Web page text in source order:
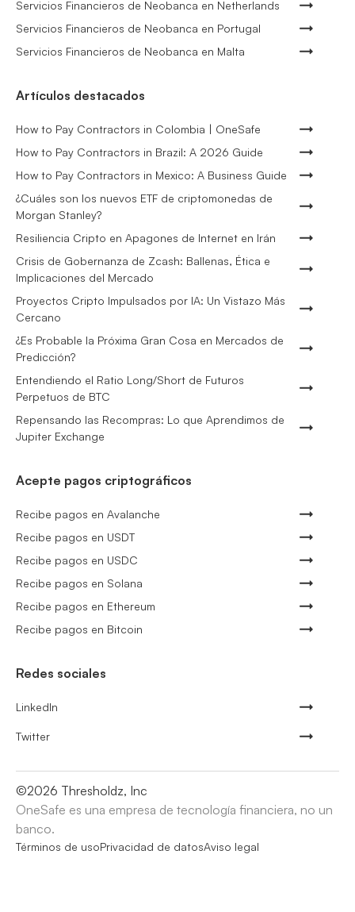
Servicios Financieros de Neobanca en Netherlands
Servicios Financieros de Neobanca en Portugal
Servicios Financieros de Neobanca en Malta
Artículos destacados
How to Pay Contractors in Colombia | OneSafe
How to Pay Contractors in Brazil: A 2026 Guide
How to Pay Contractors in Mexico: A Business Guide
¿Cuáles son los nuevos ETF de criptomonedas de
Morgan Stanley?
Resiliencia Cripto en Apagones de Internet en Irán
Crisis de Gobernanza de Zcash: Ballenas, Ética e
Implicaciones del Mercado
Proyectos Cripto Impulsados por IA: Un Vistazo Más
Cercano
¿Es Probable la Próxima Gran Cosa en Mercados de
Predicción?
Entendiendo el Ratio Long/Short de Futuros
Perpetuos de BTC
Repensando las Recompras: Lo que Aprendimos de
Jupiter Exchange
Acepte pagos criptográficos
Recibe pagos en Avalanche
Recibe pagos en USDT
Recibe pagos en USDC
Recibe pagos en Solana
Recibe pagos en Ethereum
Recibe pagos en Bitcoin
Redes sociales
LinkedIn
Twitter
©2026 Thresholdz, Inc
OneSafe es una empresa de tecnología financiera, no un
banco.
Términos de usoPrivacidad de datosAviso legal